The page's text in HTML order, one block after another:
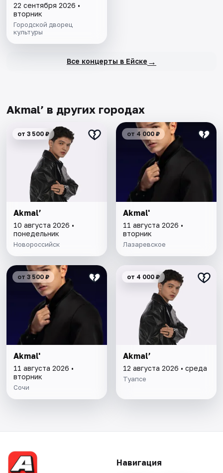
22 сентября 2026 •
вторник
Городской дворец
культуры
Все концерты в Ейске →
Akmal’ в других городах
от 3 500 ₽
Akmal’
10 августа 2026 •
понедельник
Новороссийск
от 4 000 ₽
Akmal'
11 августа 2026 •
вторник
Лазаревское
от 3 500 ₽
Akmal'
11 августа 2026 •
вторник
Сочи
от 4 000 ₽
Akmal’
12 августа 2026 • среда
Туапсе
Навигация